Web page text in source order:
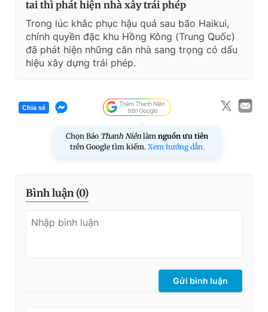
tai thì phát hiện nhà xây trái phép
Trong lúc khắc phục hậu quả sau bão Haikui,
chính quyền đặc khu Hồng Kông (Trung Quốc)
đã phát hiện những căn nhà sang trọng có dấu
hiệu xây dựng trái phép.
Chia sẻ
Chọn Báo Thanh Niên làm nguồn ưu tiên
trên Google tìm kiếm. Xem hướng dẫn.
Bình luận (0)
Gửi bình luận